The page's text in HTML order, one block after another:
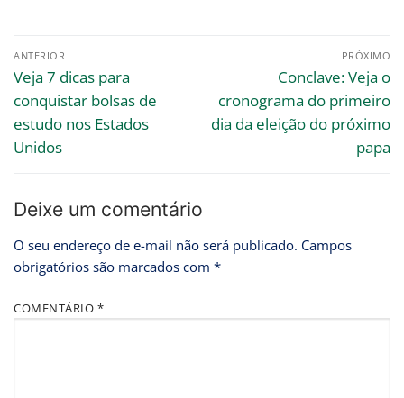
ANTERIOR
Veja 7 dicas para
conquistar bolsas de
estudo nos Estados
Unidos
PRÓXIMO
Conclave: Veja o
cronograma do primeiro
dia da eleição do próximo
papa
Deixe um comentário
O seu endereço de e-mail não será publicado. Campos
obrigatórios são marcados com *
COMENTÁRIO *